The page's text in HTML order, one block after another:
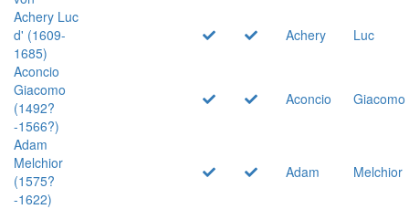
Achery Luc
d' (1609-
1685)
Achery
Luc
Aconcio
Giacomo
(1492?
-1566?)
Aconcio Giacomo
Adam
Melchior
(1575?
-1622)
Adam Melchior